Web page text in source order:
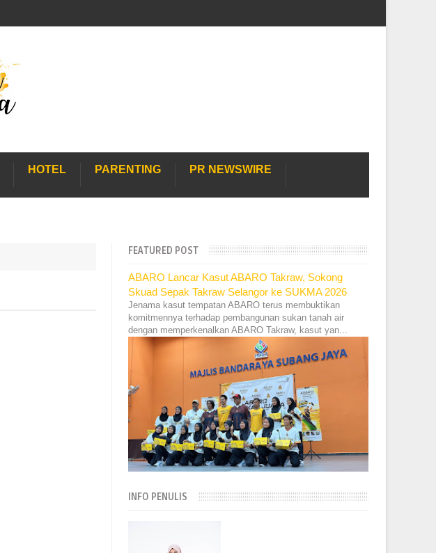
HOTEL PARENTING PR NEWSWIRE
FEATURED POST
ABARO Lancar Kasut ABARO Takraw, Sokong
Skuad Sepak Takraw Selangor ke SUKMA 2026
Jenama kasut tempatan ABARO terus membuktikan
komitmennya terhadap pembangunan sukan tanah air
dengan memperkenalkan ABARO Takraw, kasut yan...
INFO PENULIS